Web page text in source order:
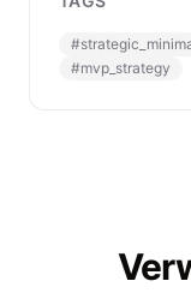
#
#mvp_strategy